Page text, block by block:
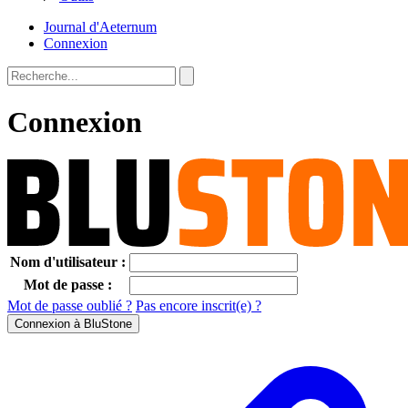
Journal d'Aeternum
Connexion
Connexion
Nom d'utilisateur :
Mot de passe :
Mot de passe oublié ? Pas encore inscrit(e) ?